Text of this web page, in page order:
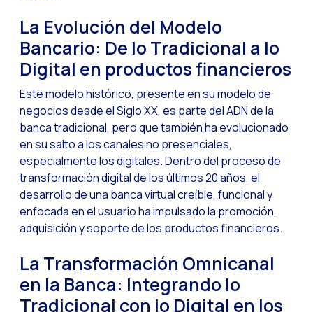
Optimiza la
Implementa
¿Conoces la
WiReview &
Atención al cliente
Potenciación de
Evolución del e-
El impacto de la
Meta AI: el
La Evolución del Modelo
Bancario: De lo Tradicional a lo
Digital en productos financieros
Este modelo histórico, presente en su modelo de
negocios desde el Siglo XX, es parte del ADN de la
banca tradicional, pero que también ha evolucionado
en su salto a los canales no presenciales,
especialmente los digitales. Dentro del proceso de
transformación digital de los últimos 20 años, el
desarrollo de una banca virtual creíble, funcional y
enfocada en el usuario ha impulsado la promoción,
adquisición y soporte de los productos financieros.
La Transformación Omnicanal
en la Banca: Integrando lo
Tradicional con lo Digital en los